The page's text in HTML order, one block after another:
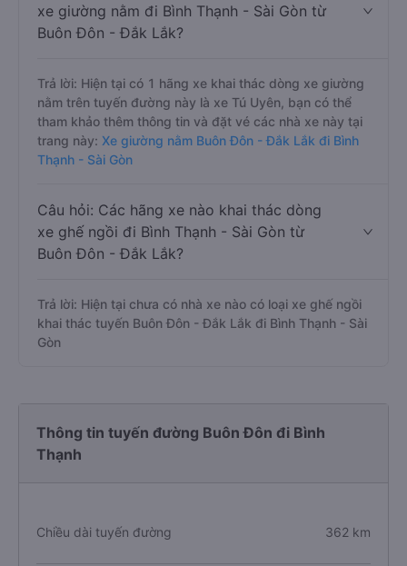
xe giường nằm đi Bình Thạnh - Sài Gòn từ
Buôn Đôn - Đắk Lắk?
Trả lời: Hiện tại có 1 hãng xe khai thác dòng xe giường
nằm trên tuyến đường này là xe Tú Uyên, bạn có thể
tham khảo thêm thông tin và đặt vé các nhà xe này tại
trang này: Xe giường nằm Buôn Đôn - Đắk Lắk đi Bình
Thạnh - Sài Gòn
Câu hỏi: Các hãng xe nào khai thác dòng
xe ghế ngồi đi Bình Thạnh - Sài Gòn từ
Buôn Đôn - Đắk Lắk?
Trả lời: Hiện tại chưa có nhà xe nào có loại xe ghế ngồi
khai thác tuyến Buôn Đôn - Đắk Lắk đi Bình Thạnh - Sài
Gòn
Thông tin tuyến đường Buôn Đôn đi Bình
Thạnh
Chiều dài tuyến đường 362 km